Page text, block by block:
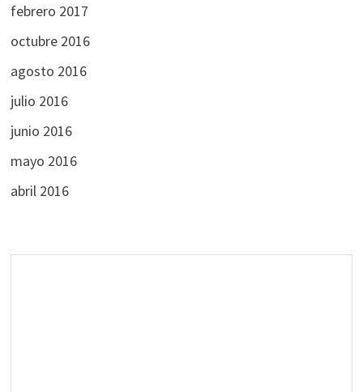
febrero 2017
octubre 2016
agosto 2016
julio 2016
junio 2016
mayo 2016
abril 2016